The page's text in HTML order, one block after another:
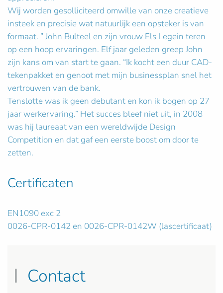
Wij worden gesolliciteerd omwille van onze creatieve
insteek en precisie wat natuurlijk een opsteker is van
formaat. ” John Bulteel en zijn vrouw Els Legein teren
op een hoop ervaringen. Elf jaar geleden greep John
zijn kans om van start te gaan. “Ik kocht een duur CAD-
tekenpakket en genoot met mijn businessplan snel het
vertrouwen van de bank.
Tenslotte was ik geen debutant en kon ik bogen op 27
jaar werkervaring.” Het succes bleef niet uit, in 2008
was hij laureaat van een wereldwijde Design
Competition en dat gaf een eerste boost om door te
zetten.
Certificaten
EN1090 exc 2
0026-CPR-0142 en 0026-CPR-0142W (lascertificaat)
Contact